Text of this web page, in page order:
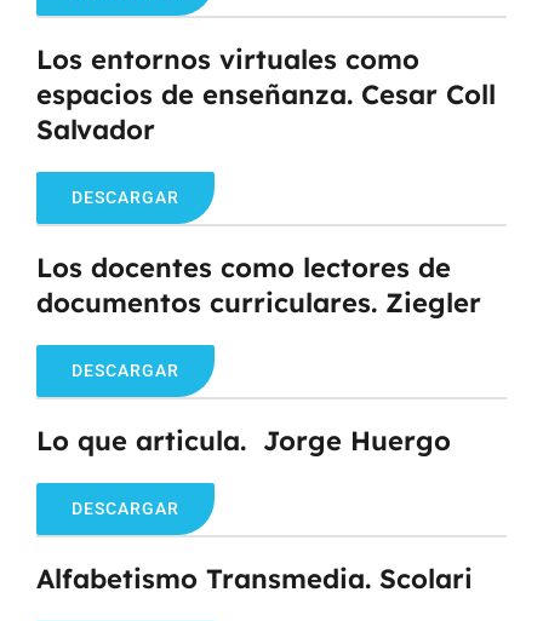
Los entornos virtuales como
espacios de enseñanza. Cesar Coll
Salvador
DESCARGAR
Los docentes como lectores de
documentos curriculares. Ziegler
DESCARGAR
Lo que articula. Jorge Huergo
DESCARGAR
Alfabetismo Transmedia. Scolari